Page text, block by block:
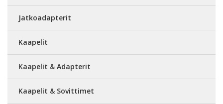
Jatkoadapterit
Kaapelit
Kaapelit & Adapterit
Kaapelit & Sovittimet